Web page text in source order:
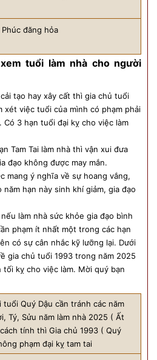
Phúc đăng hỏa
tuổi làm nhà cho người
tạo hay xây cất thì gia chủ tuổi
xét việc tuổi của mình có phạm phải
Có 3 hạn tuổi đại kỵ cho việc làm
Tam Tai làm nhà thì vận xui đưa
đạo không được may mắn.
mang ý nghĩa về sự hoang vắng,
hạn này sinh khí giảm, gia đạo
làm nhà sức khỏe gia đạo bình
phạm ít nhất một trong các hạn
có sự cân nhắc kỹ lưỡng lại. Dưới
gia chủ tuổi 1993 trong năm 2025
kỵ cho việc làm. Mời quý bạn
tuổi Quý Dậu cần tránh các năm
Tý, Sửu năm làm nhà 2025 ( Ất
tính thì Gia chủ 1993 ( Quý
phạm đại kỵ tam tai